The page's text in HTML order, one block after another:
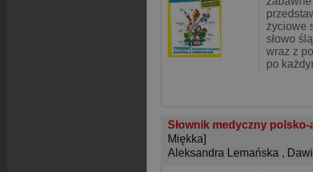
życiowe
słowo
wraz z
po
Słownik medyczny
Miękka]
Aleksandra Lemańska ,